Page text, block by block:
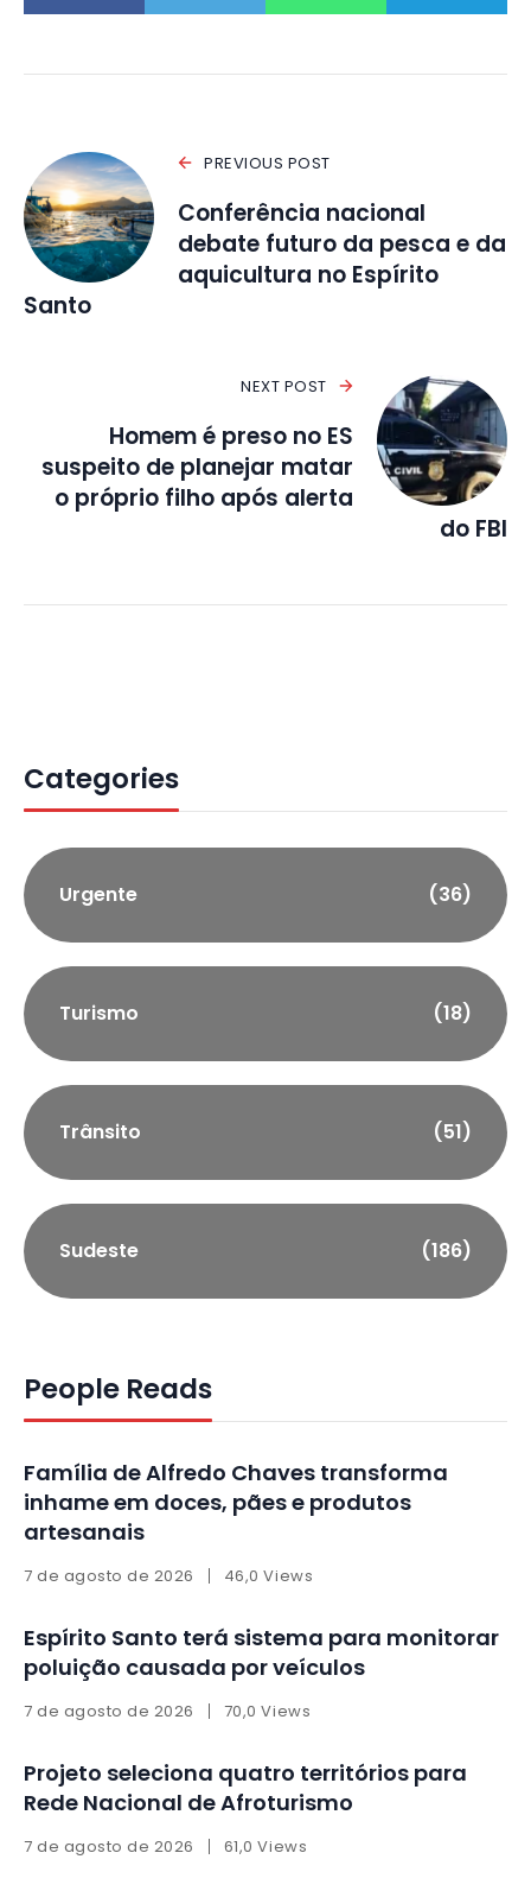
PREVIOUS POST
Conferência nacional
debate futuro da pesca e da
aquicultura no Espírito
Santo
NEXT POST
Homem é preso no ES
suspeito de planejar matar
o próprio filho após alerta
do FBI
Categories
Urgente (36)
Turismo (18)
Trânsito (51)
Sudeste (186)
People Reads
Família de Alfredo Chaves transforma
inhame em doces, pães e produtos
artesanais
7 de agosto de 2026 46,0 Views
Espírito Santo terá sistema para monitorar
poluição causada por veículos
7 de agosto de 2026 70,0 Views
Projeto seleciona quatro territórios para
Rede Nacional de Afroturismo
7 de agosto de 2026 61,0 Views